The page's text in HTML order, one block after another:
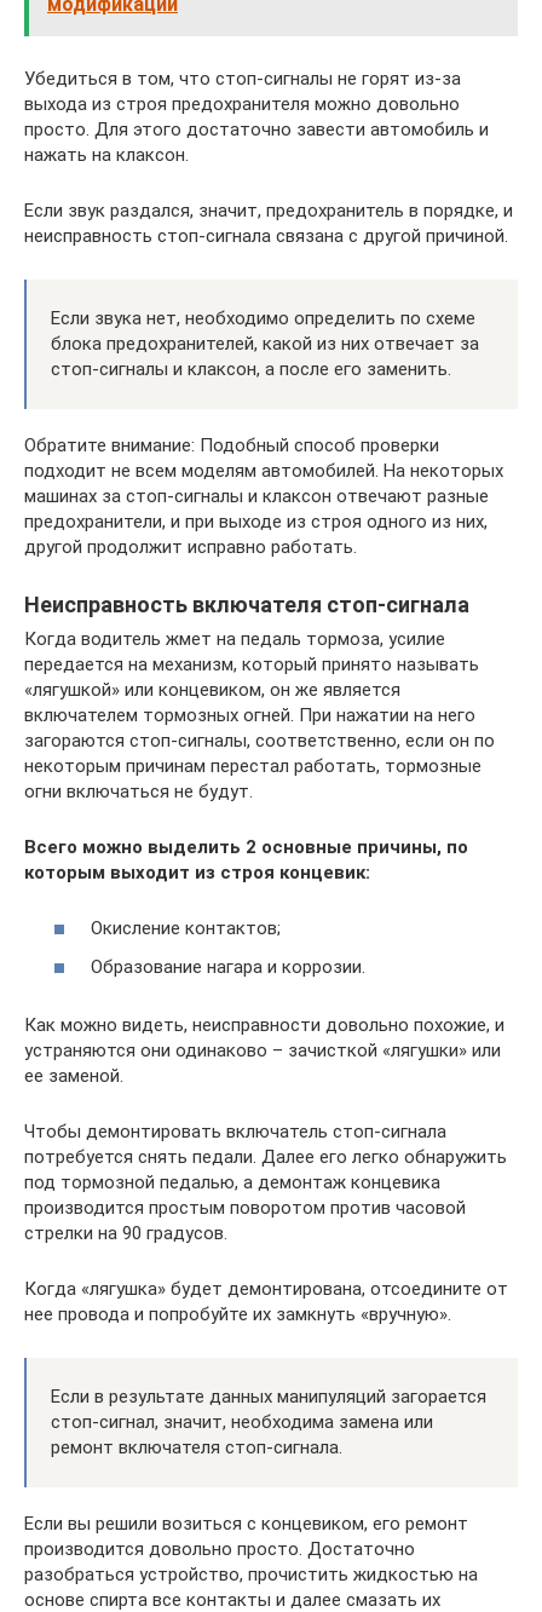
Убедиться в том, что стоп-сигналы не горят из-за
выхода из строя предохранителя можно довольно
просто. Для этого достаточно завести автомобиль и
нажать на клаксон.
Если звук раздался, значит, предохранитель в порядке, и
неисправность стоп-сигнала связана с другой причиной.
Если звука нет, необходимо определить по схеме
блока предохранителей, какой из них отвечает за
стоп-сигналы и клаксон, а после его заменить.
Обратите внимание: Подобный способ проверки
подходит не всем моделям автомобилей. На некоторых
машинах за стоп-сигналы и клаксон отвечают разные
предохранители, и при выходе из строя одного из них,
другой продолжит исправно работать.
Неисправность включателя стоп-сигнала
Когда водитель жмет на педаль тормоза, усилие
передается на механизм, который принято называть
«лягушкой» или концевиком, он же является
включателем тормозных огней. При нажатии на него
загораются стоп-сигналы, соответственно, если он по
некоторым причинам перестал работать, тормозные
огни включаться не будут.
Всего можно выделить 2 основные причины, по
которым выходит из строя концевик:
Окисление контактов;
Образование нагара и коррозии.
Как можно видеть, неисправности довольно похожие, и
устраняются они одинаково – зачисткой «лягушки» или
ее заменой.
Чтобы демонтировать включатель стоп-сигнала
потребуется снять педали. Далее его легко обнаружить
под тормозной педалью, а демонтаж концевика
производится простым поворотом против часовой
стрелки на 90 градусов.
Когда «лягушка» будет демонтирована, отсоедините от
нее провода и попробуйте их замкнуть «вручную».
Если в результате данных манипуляций загорается
стоп-сигнал, значит, необходима замена или
ремонт включателя стоп-сигнала.
Если вы решили возиться с концевиком, его ремонт
производится довольно просто. Достаточно
разобраться устройство, прочистить жидкостью на
основе спирта все контакты и далее смазать их